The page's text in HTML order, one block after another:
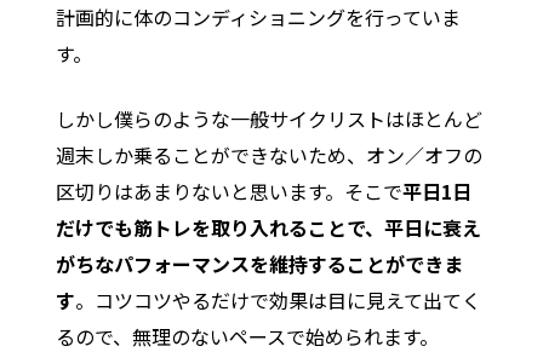
計画的に体のコンディショニングを行っていま
す。
しかし僕らのような一般サイクリストはほとんど
週末しか乗ることができないため、オン／オフの
区切りはあまりないと思います。そこで平日1日
だけでも筋トレを取り入れることで、平日に衰え
がちなパフォーマンスを維持することができま
す。コツコツやるだけで効果は目に見えて出てく
るので、無理のないペースで始められます。